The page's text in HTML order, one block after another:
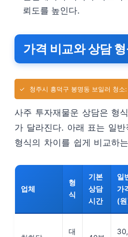
뢰도를 높인다.
가격 비교와 상담 형
✓ 청주시 흥덕구 봉명동 보일러 청소
사주 투자재물운 상담은 형
가 달라진다. 아래 표는 일
형식의 차이를 쉽게 비교하
업체
형
식
기본
상담
시간
일
가
(
대